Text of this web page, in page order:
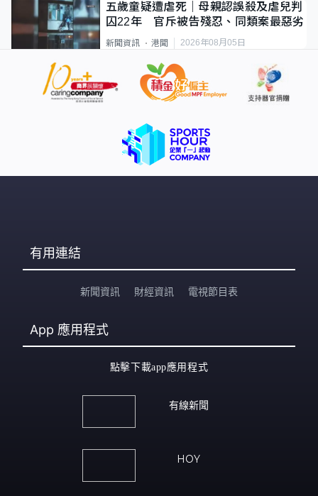
五歲童疑遭虐死｜母親認誤殺及虐兒判
囚22年 官斥被告殘忍、同類案最惡劣
新聞資訊 港聞 2026年08月05日
有用連結
新聞資訊 財經資訊 電視節目表
App 應用程式
點擊下載app應用程式
有線新聞
HOY